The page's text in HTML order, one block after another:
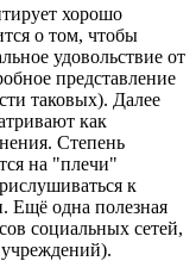
хорошо
о том, чтобы
удовольствие от
представление
таковых). Далее
как
Степень
на "плечи"
к
Ещё одна полезная
социальных сетей,